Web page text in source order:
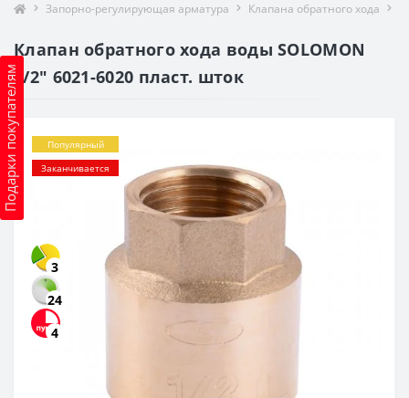
Подарки покупателям
Запорно-регулирующая арматура Клапана обратного хода
Клапан обратного хода воды SOLOMON
1/2″ 6021-6020 пласт. шток
Популярный
Заканчивается
3
24
4